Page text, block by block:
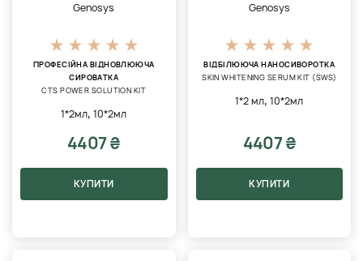
Genosys
ПРОФЕСІЙНА ВІДНОВЛЮЮЧА
СИРОВАТКА
CTS POWER SOLUTION KIT
1*2мл,10*2мл
4407 ₴
КУПИТИ
Genosys
ВІДБІЛЮЮЧА НАНОСИВОРОТКА
SKIN WHITENING SERUM KIT (SWS)
1*2 мл,10*2мл
4407 ₴
КУПИТИ